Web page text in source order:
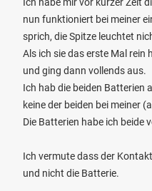
nun funktioniert bei meiner
sprich, die Spitze leuchtet
Als ich sie das erste Mal rein
und ging dann vollends aus.
Ich hab die beiden Batterien
keine der beiden bei meiner
Die Batterien habe ich beide
Ich vermute dass der
und nicht die Batterie.